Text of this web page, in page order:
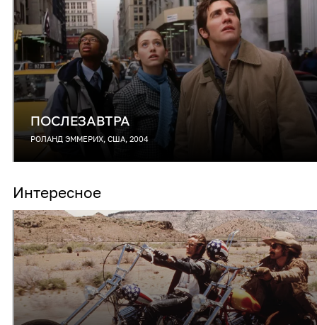
ПОСЛЕЗАВТРА
РОЛАНД ЭММЕРИХ, США, 2004
Интересное